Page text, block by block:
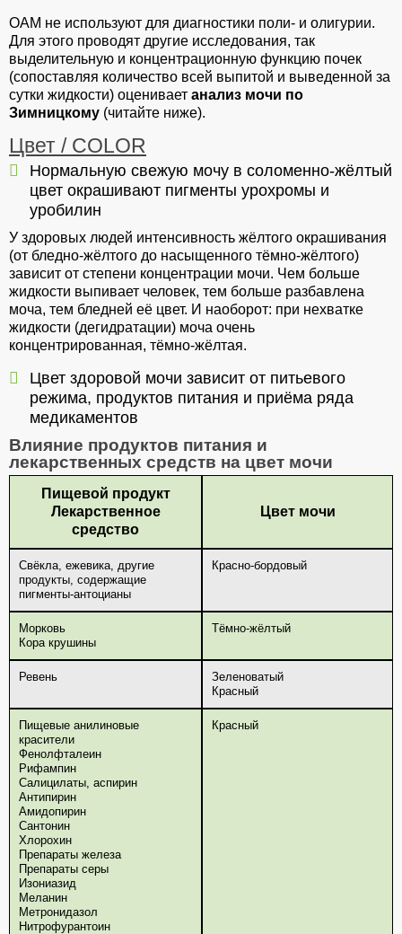
ОАМ не используют для диагностики поли- и олигурии.
Для этого проводят другие исследования, так
выделительную и концентрационную функцию почек
(сопоставляя количество всей выпитой и выведенной за
сутки жидкости) оценивает анализ мочи по
Зимницкому (читайте ниже).
Цвет / COLOR
Нормальную свежую мочу в соломенно-жёлтый
цвет окрашивают пигменты урохромы и
уробилин
У здоровых людей интенсивность жёлтого окрашивания
(от бледно-жёлтого до насыщенного тёмно-жёлтого)
зависит от степени концентрации мочи. Чем больше
жидкости выпивает человек, тем больше разбавлена
моча, тем бледней её цвет. И наоборот: при нехватке
жидкости (дегидратации) моча очень
концентрированная, тёмно-жёлтая.
Цвет здоровой мочи зависит от питьевого
режима, продуктов питания и приёма ряда
медикаментов
Влияние продуктов питания и
лекарственных средств на цвет мочи
Пищевой продукт
Лекарственное
средство
Цвет мочи
Свёкла, ежевика, другие
продукты, содержащие
пигменты-антоцианы
Красно-бордовый
Морковь
Кора крушины
Тёмно-жёлтый
Ревень
Зеленоватый
Красный
Пищевые анилиновые
красители
Фенолфталеин
Рифампин
Салицилаты, аспирин
Антипирин
Амидопирин
Сантонин
Хлорохин
Препараты железа
Препараты серы
Изониазид
Меланин
Метронидазол
Нитрофурантоин
Красный